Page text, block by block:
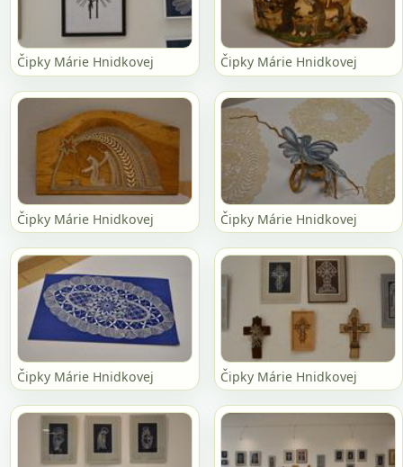
Čipky Márie Hnidkovej Čipky Márie Hnidkovej
Čipky Márie Hnidkovej Čipky Márie Hnidkovej
Čipky Márie Hnidkovej Čipky Márie Hnidkovej